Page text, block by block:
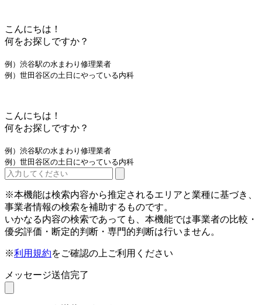
こんにちは！
何をお探しですか？
例）渋谷駅の水まわり修理業者
例）世田谷区の土日にやっている内科
こんにちは！
何をお探しですか？
例）渋谷駅の水まわり修理業者
例）世田谷区の土日にやっている内科
※本機能は検索内容から推定されるエリアと業種に基づき、
事業者情報の検索を補助するものです。
いかなる内容の検索であっても、本機能では事業者の比較・
優劣評価・断定的判断・専門的判断は行いません。
※利用規約をご確認の上ご利用ください
メッセージ送信完了